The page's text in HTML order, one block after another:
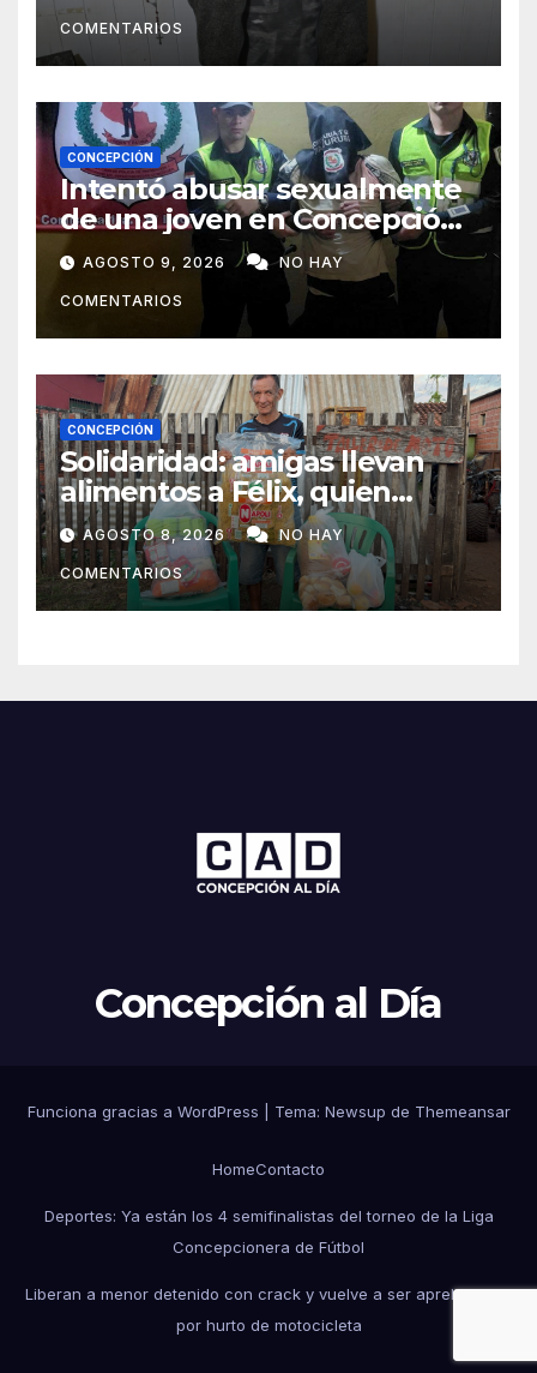
COMENTARIOS
CONCEPCIÓN
Intentó abusar sexualmente
de una joven en Concepción
y fue aprehendido
AGOSTO 9, 2026 NO HAY
COMENTARIOS
CONCEPCIÓN
Solidaridad: amigas llevan
alimentos a Félix, quien
ahora vende caramelos para
subsistir
AGOSTO 8, 2026 NO HAY
COMENTARIOS
Concepción al Día
Funciona gracias a WordPress Tema: Newsup de Themeansar
HomeContacto
Deportes: Ya están los 4 semifinalistas del torneo de la Liga
Concepcionera de Fútbol
Liberan a menor detenido con crack y vuelve a ser aprehendido
por hurto de motocicleta